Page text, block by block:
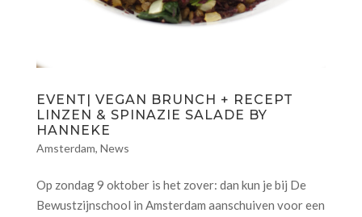
EVENT| VEGAN BRUNCH + RECEPT
LINZEN & SPINAZIE SALADE BY
HANNEKE
Amsterdam, News
Op zondag 9 oktober is het zover: dan kun je bij De
Bewustzijnschool in Amsterdam aanschuiven voor een